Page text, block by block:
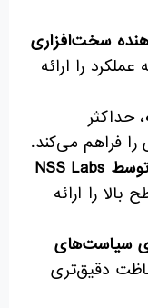
سخت‌افزاری
را ارائه
، حداکثر
فراهم می‌کند.
را ارائه
سیاست‌های
دقیق‌تری